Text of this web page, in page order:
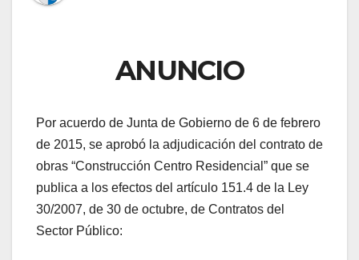
ANUNCIO
Por acuerdo de Junta de Gobierno de 6 de febrero
de 2015, se aprobó la adjudicación del contrato de
obras “Construcción Centro Residencial” que se
publica a los efectos del artículo 151.4 de la Ley
30/2007, de 30 de octubre, de Contratos del
Sector Público: